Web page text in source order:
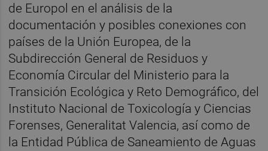
de Europol en el análisis de la
documentación y posibles conexiones con
países de la Unión Europea, de la
Subdirección General de Residuos y
Economía Circular del Ministerio para la
Transición Ecológica y Reto Demográfico, del
Instituto Nacional de Toxicología y Ciencias
Forenses, Generalitat Valencia, así como de
la Entidad Pública de Saneamiento de Aguas